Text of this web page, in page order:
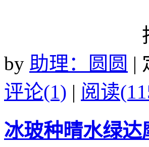
by 助理：圆圆 |
评论(1) | 阅读
冰玻种晴水绿达